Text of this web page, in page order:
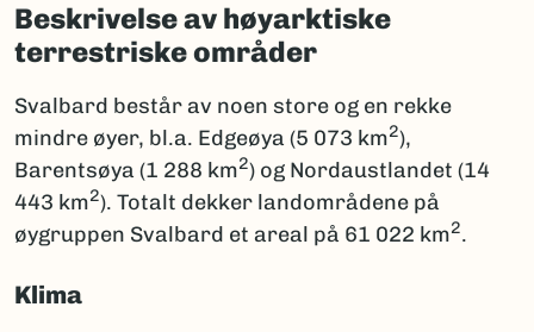
Beskrivelse av høyarktiske
terrestriske områder
Svalbard består av noen store og en rekke
mindre øyer, bl.a. Edgeøya (5 073 km2),
Barentsøya (1 288 km2) og Nordaustlandet (14
443 km2). Totalt dekker landområdene på
øygruppen Svalbard et areal på 61 022 km2.
Klima